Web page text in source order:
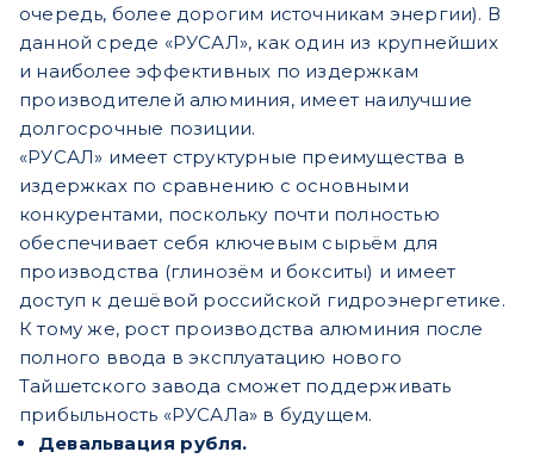
очередь, более дорогим источникам энергии). В
данной среде «РУСАЛ», как один из крупнейших
и наиболее эффективных по издержкам
производителей алюминия, имеет наилучшие
долгосрочные позиции.
«РУСАЛ» имеет структурные преимущества в
издержках по сравнению с основными
конкурентами, поскольку почти полностью
обеспечивает себя ключевым сырьём для
производства (глинозём и бокситы) и имеет
доступ к дешёвой российской гидроэнергетике.
К тому же, рост производства алюминия после
полного ввода в эксплуатацию нового
Тайшетского завода сможет поддерживать
прибыльность «РУСАЛа» в будущем.
Девальвация рубля.